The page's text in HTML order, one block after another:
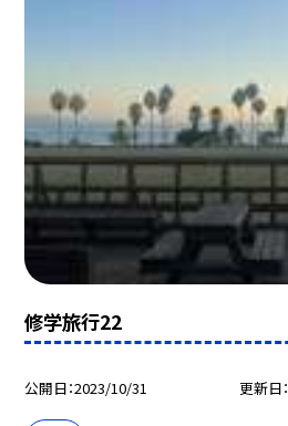
修学旅行22
公開日 2023/10/31 更新日